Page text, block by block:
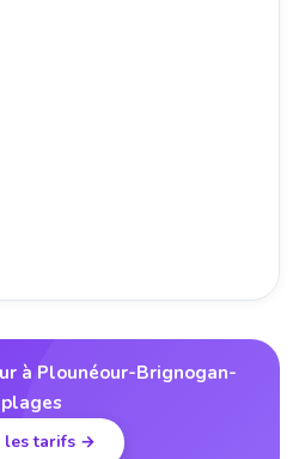
à Plounéour-Brignogan-
plages
les tarifs →